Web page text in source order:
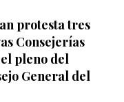
protesta tres
Consejerías
pleno del
General del